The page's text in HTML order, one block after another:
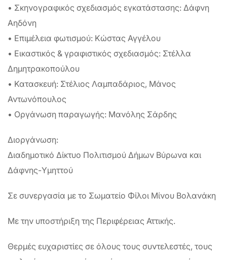
• Σκηνογραφικός σχεδιασμός εγκατάστασης: Δάφνη
Αηδόνη
• Επιμέλεια φωτισμού: Κώστας Αγγέλου
• Εικαστικός & γραφιστικός σχεδιασμός: Στέλλα
Δημητρακοπούλου
• Κατασκευή: Στέλιος Λαμπαδάριος, Μάνος
Αντωνόπουλος
• Οργάνωση παραγωγής: Μανόλης Σάρδης
Διοργάνωση:
Διαδημοτικό Δίκτυο Πολιτισμού Δήμων Βύρωνα και
Δάφνης-Υμηττού
Σε συνεργασία με το Σωματείο Φίλοι Μίνου Βολανάκη
Με την υποστήριξη της Περιφέρειας Αττικής.
Θερμές ευχαριστίες σε όλους τους συντελεστές, τους